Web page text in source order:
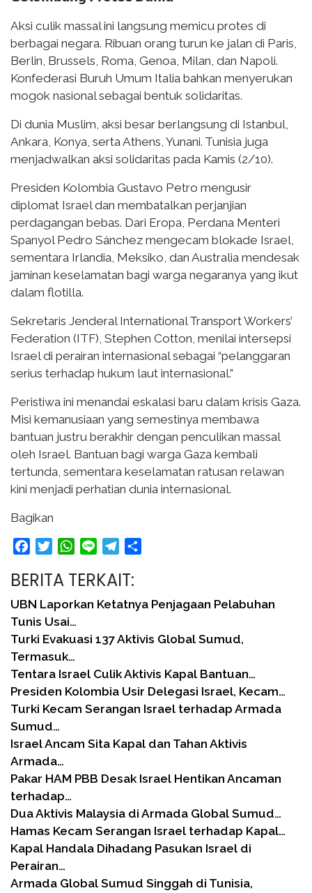
Aksi culik massal ini langsung memicu protes di
berbagai negara. Ribuan orang turun ke jalan di Paris,
Berlin, Brussels, Roma, Genoa, Milan, dan Napoli.
Konfederasi Buruh Umum Italia bahkan menyerukan
mogok nasional sebagai bentuk solidaritas.
Di dunia Muslim, aksi besar berlangsung di Istanbul,
Ankara, Konya, serta Athens, Yunani. Tunisia juga
menjadwalkan aksi solidaritas pada Kamis (2/10).
Presiden Kolombia Gustavo Petro mengusir
diplomat Israel dan membatalkan perjanjian
perdagangan bebas. Dari Eropa, Perdana Menteri
Spanyol Pedro Sánchez mengecam blokade Israel,
sementara Irlandia, Meksiko, dan Australia mendesak
jaminan keselamatan bagi warga negaranya yang ikut
dalam flotilla.
Sekretaris Jenderal International Transport Workers’
Federation (ITF), Stephen Cotton, menilai intersepsi
Israel di perairan internasional sebagai “pelanggaran
serius terhadap hukum laut internasional.”
Peristiwa ini menandai eskalasi baru dalam krisis Gaza.
Misi kemanusiaan yang semestinya membawa
bantuan justru berakhir dengan penculikan massal
oleh Israel. Bantuan bagi warga Gaza kembali
tertunda, sementara keselamatan ratusan relawan
kini menjadi perhatian dunia internasional.
Bagikan
FacebookTwitterWhatsApp
Line Telegram
BERITA TERKAIT:
UBN Laporkan Ketatnya Penjagaan Pelabuhan
Tunis Usai…
Turki Evakuasi 137 Aktivis Global Sumud,
Termasuk…
Tentara Israel Culik Aktivis Kapal Bantuan…
Presiden Kolombia Usir Delegasi Israel, Kecam…
Turki Kecam Serangan Israel terhadap Armada
Sumud…
Israel Ancam Sita Kapal dan Tahan Aktivis
Armada…
Pakar HAM PBB Desak Israel Hentikan Ancaman
terhadap…
Dua Aktivis Malaysia di Armada Global Sumud…
Hamas Kecam Serangan Israel terhadap Kapal…
Kapal Handala Dihadang Pasukan Israel di
Perairan…
Armada Global Sumud Singgah di Tunisia,